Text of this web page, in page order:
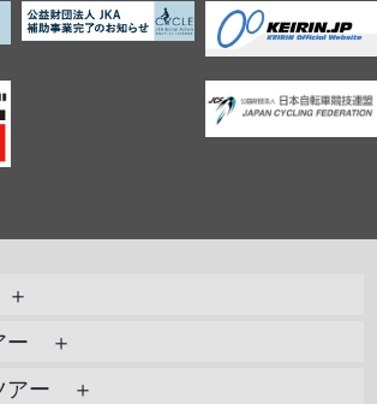
ー ＋
アー ＋